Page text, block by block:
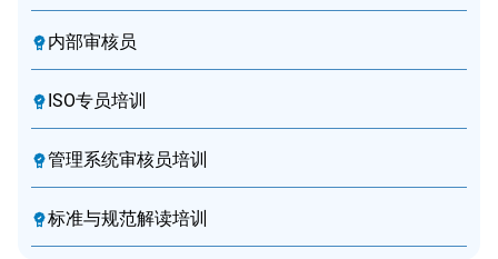
内部审核员
ISO专员培训
管理系统审核员培训
标准与规范解读培训